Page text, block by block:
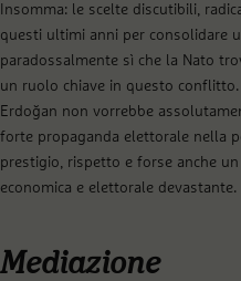
Insomma: le scelte discutibili,
questi ultimi anni per consolidare
paradossalmente sì che la Nato
un ruolo chiave in questo
Erdoğan non vorrebbe
forte propaganda elettorale nella
prestigio, rispetto e forse anche
economica e elettorale devastante.
Mediazione